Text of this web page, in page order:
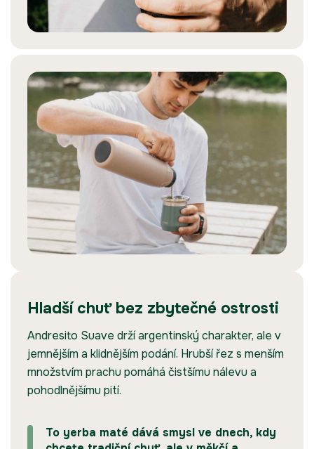
Hladší chuť bez zbytečné ostrosti
Andresito Suave drží argentinský charakter, ale v
jemnějším a klidnějším podání. Hrubší řez s menším
množstvím prachu pomáhá čistšímu nálevu a
pohodlnějšímu pití.
To yerba maté dává smysl ve dnech, kdy